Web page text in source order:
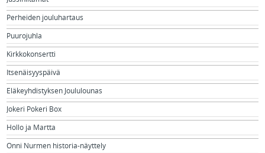
Perheiden jouluhartaus
Puurojuhla
Kirkkokonsertti
Itsenäisyyspäivä
Eläkeyhdistyksen Joululounas
Jokeri Pokeri Box
Hollo ja Martta
Onni Nurmen historia-näyttely